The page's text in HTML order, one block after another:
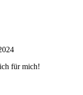
für mich!